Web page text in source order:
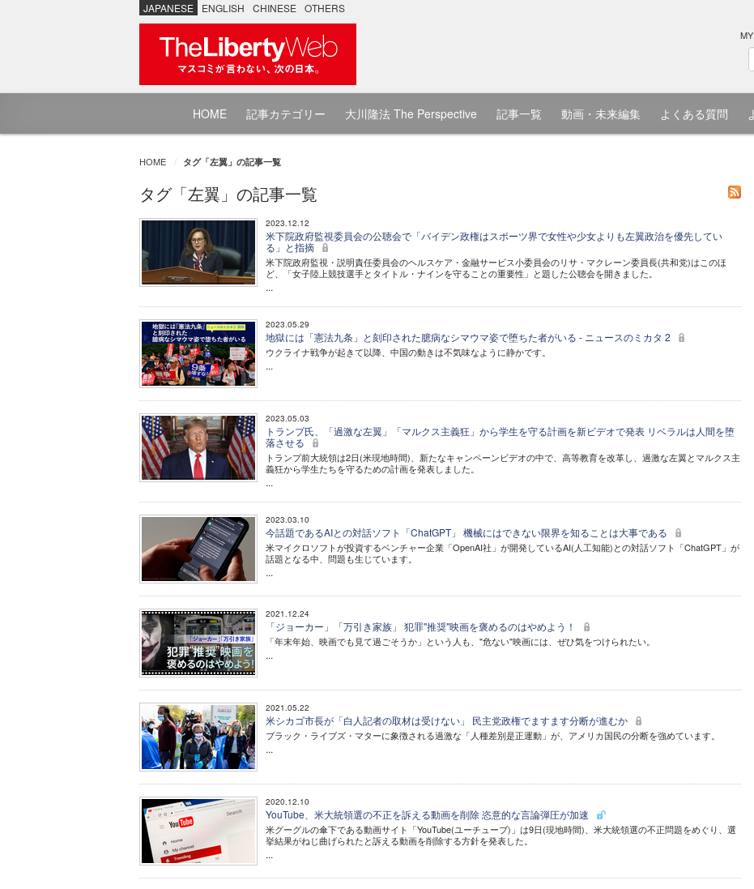
JAPANESE ENGLISH CHINESE OTHERS
HOME 記事カテゴリー 大川隆法 The Perspective 記事一覧 動画・未来編集 よくある質問
HOME タグ「左翼」の記事一覧
タグ「左翼」の記事一覧
2023.12.12
米下院政府監視委員会の公聴会で「バイデン政権はスポーツ界で女性や少女よりも左翼政治を優先してい
る」と指摘
米下院政府監視・説明責任委員会のヘルスケア・金融サービス小委員会のリサ・マクレーン委員長(共和党)はこのほ
ど、「女子陸上競技選手とタイトル・ナインを守ることの重要性」と題した公聴会を開きました。
...
2023.05.29
地獄には「憲法九条」と刻印された臆病なシマウマ姿で堕ちた者がいる - ニュースのミカタ 2
ウクライナ戦争が起きて以降、中国の動きは不気味なように静かです。
...
2023.05.03
トランプ氏、「過激な左翼」「マルクス主義狂」から学生を守る計画を新ビデオで発表 リベラルは人間を堕
落させる
トランプ前大統領は2日(米現地時間)、新たなキャンペーンビデオの中で、高等教育を改革し、過激な左翼とマルクス主
義狂から学生たちを守るための計画を発表しました。
...
2023.03.10
今話題であるAIとの対話ソフト「ChatGPT」 機械にはできない限界を知ることは大事である
米マイクロソフトが投資するベンチャー企業「OpenAI社」が開発しているAI(人工知能)との対話ソフト「ChatGPT」が
話題となる中、問題も生じています。
...
2021.12.24
「ジョーカー」「万引き家族」 犯罪"推奨"映画を褒めるのはやめよう！
「年末年始、映画でも見て過ごそうか」という人も、"危ない"映画には、ぜひ気をつけられたい。
...
2021.05.22
米シカゴ市長が「白人記者の取材は受けない」 民主党政権でますます分断が進むか
ブラック・ライブズ・マターに象徴される過激な「人種差別是正運動」が、アメリカ国民の分断を強めています。
...
2020.12.10
YouTube、米大統領選の不正を訴える動画を削除 恣意的な言論弾圧が加速
米グーグルの傘下である動画サイト「YouTube(ユーチューブ)」は9日(現地時間)、米大統領選の不正問題をめぐり、選
挙結果がねじ曲げられたと訴える動画を削除する方針を発表した。
...